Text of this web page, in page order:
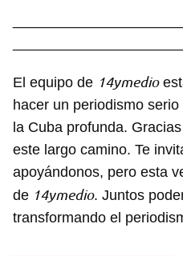
El equipo de 14ymedio
hacer un periodismo
la Cuba profunda.
este largo camino. Te
apoyándonos, pero esta
de 14ymedio. Juntos
transformando el